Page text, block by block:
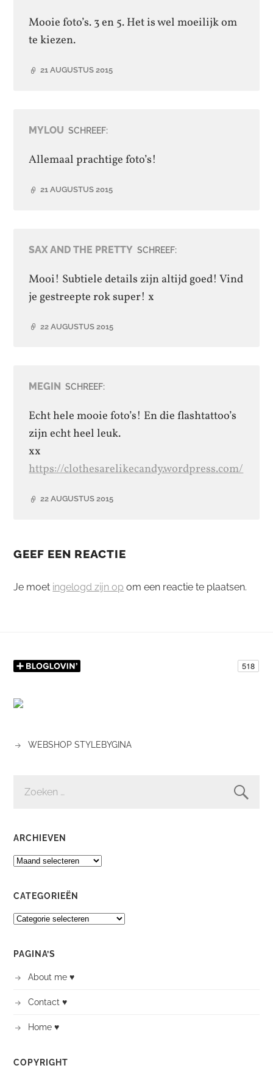
Mooie foto’s. 3 en 5. Het is wel moeilijk om
te kiezen.
21 AUGUSTUS 2015
MYLOU SCHREEF:
Allemaal prachtige foto’s!
21 AUGUSTUS 2015
SAX AND THE PRETTY SCHREEF:
Mooi! Subtiele details zijn altijd goed! Vind
je gestreepte rok super! x
22 AUGUSTUS 2015
MEGIN SCHREEF:
Echt hele mooie foto’s! En die flashtattoo’s
zijn echt heel leuk.
xx
https://clothesarelikecandy.wordpress.com/
22 AUGUSTUS 2015
GEEF EEN REACTIE
Je moet ingelogd zijn op om een reactie te plaatsen.
WEBSHOP STYLEBYGINA
NAAR:
ARCHIEVEN
ARCHIEVEN
CATEGORIEËN
CATEGORIEËN
PAGINA’S
About me ♥
Contact ♥
Home ♥
COPYRIGHT